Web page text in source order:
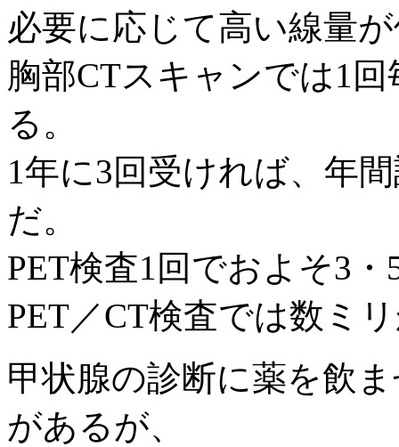
必要に応じて高い線量
胸部CTスキャンでは1
る。
1年に3回受ければ、年
だ。
PET検査1回でおよそ3
PET／CT検査では数ミ
甲状腺の診断に薬を飲
があるが、